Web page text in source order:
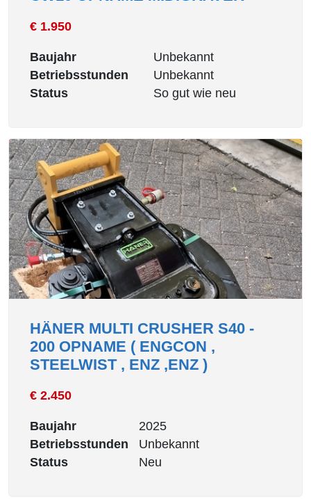
€ 1.950
Baujahr
Unbekannt
Betriebsstunden
Unbekannt
Status
So gut wie neu
HÄNER MULTI CRUSHER S40 -
200 OPNAME ( ENGCON ,
STEELWIST , ENZ ,ENZ )
€ 2.450
Baujahr
2025
Betriebsstunden
Unbekannt
Status
Neu